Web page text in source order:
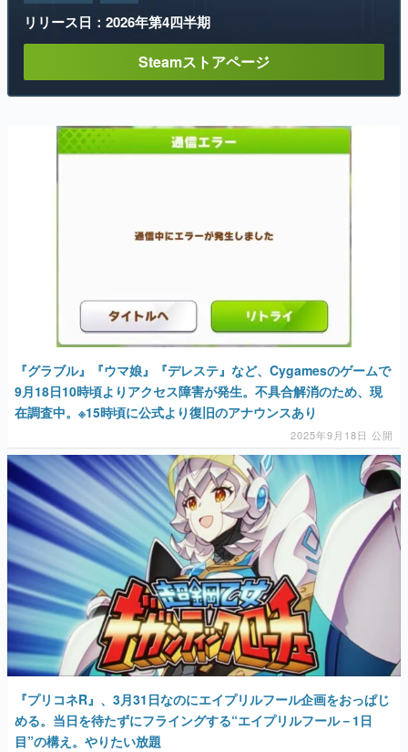
リリース日：2026年第4四半期
Steamストアページ
『グラブル』『ウマ娘』『デレステ』など、Cygamesのゲームで
9月18日10時頃よりアクセス障害が発生。不具合解消のため、現
在調査中。※15時頃に公式より復旧のアナウンスあり
2025年9月18日 公開
『プリコネR』、3月31日なのにエイプリルフール企画をおっぱじ
める。当日を待たずにフライングする“エイプリルフール－1日
目”の構え。やりたい放題